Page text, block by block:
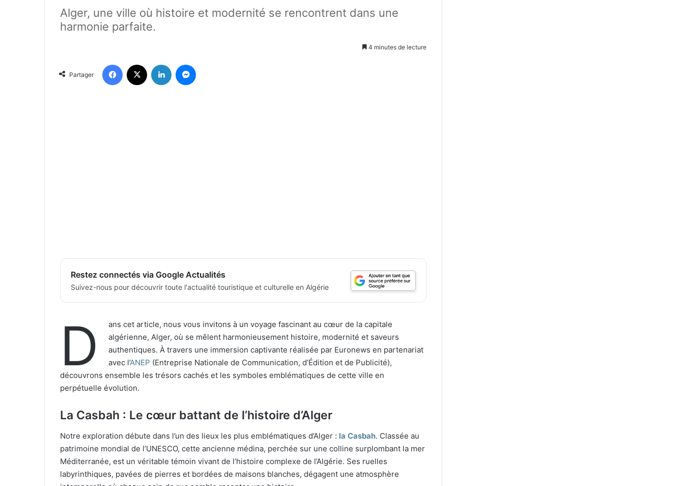
Alger, une ville où histoire et modernité se rencontrent dans une
harmonie parfaite.
4 minutes de lecture
Partager
Restez connectés via Google Actualités
Suivez-nous pour découvrir toute l'actualité touristique et culturelle en Algérie
D
ans cet article, nous vous invitons à un voyage fascinant au cœur de la capitale
algérienne, Alger, où se mêlent harmonieusement histoire, modernité et saveurs
authentiques. À travers une immersion captivante réalisée par Euronews en partenariat
avec l’ANEP (Entreprise Nationale de Communication, d’Édition et de Publicité),
découvrons ensemble les trésors cachés et les symboles emblématiques de cette ville en
perpétuelle évolution.
La Casbah : Le cœur battant de l’histoire d’Alger
Notre exploration débute dans l’un des lieux les plus emblématiques d’Alger : la Casbah. Classée au
patrimoine mondial de l’UNESCO, cette ancienne médina, perchée sur une colline surplombant la mer
Méditerranée, est un véritable témoin vivant de l’histoire complexe de l’Algérie. Ses ruelles
labyrinthiques, pavées de pierres et bordées de maisons blanches, dégagent une atmosphère